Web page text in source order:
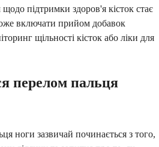
підтримки здоров'я кісток стає
включати прийом добавок
щільності кісток або ліки для
перелом пальця
ноги зазвичай починається з того,